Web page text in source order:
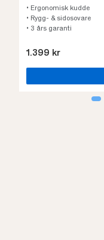
• Ergonomisk kudde
• Rygg- & sidosovare
• 3 års garanti
1.399 kr